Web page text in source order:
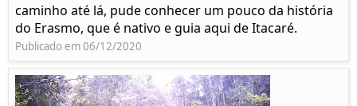
caminho até lá, pude conhecer um pouco da história
do Erasmo, que é nativo e guia aqui de Itacaré.
Publicado em 06/12/2020